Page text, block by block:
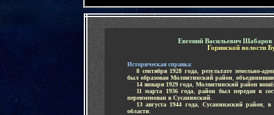
Евгений Васильевич Шабаров
Горинской волости
Историческая справка:
8 сентября 1928 года
результате земельно-
был образован Молвитинский район
14 января 1929 года Молвитинский район
11 марта 1936 года ,район был передан в
переименован в Сусанинский
13 августа 1944 года, Сусанинаский район ,в
области